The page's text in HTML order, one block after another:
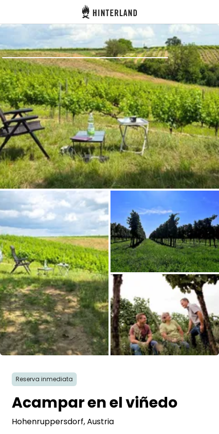
Hinterland
Iniciar sesión
Registrarse
Conviértete en anfitrión
Parcelas
Alojamientos
Rutas
Pregunta Howdy
Inspiración fotográfica
Consejos e inspiración
Historias
Cupones
Tienda
Contacto
Reserva inmediata
Acampar en el viñedo
Hohenruppersdorf, Austria